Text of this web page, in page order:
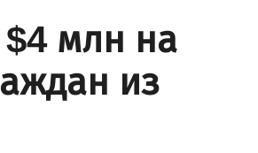
$4 млн на
из